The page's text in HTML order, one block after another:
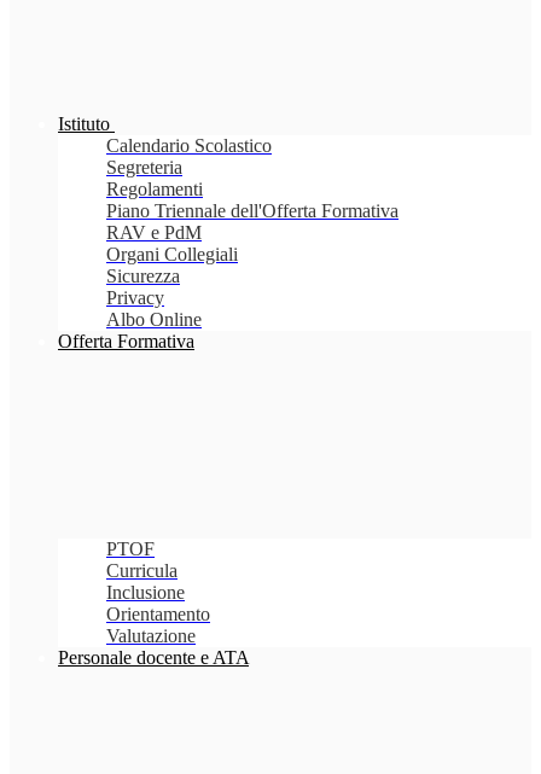
Istituto
Calendario Scolastico
Segreteria
Regolamenti
Piano Triennale dell'Offerta Formativa
RAV e PdM
Organi Collegiali
Sicurezza
Privacy
Albo Online
Offerta Formativa
PTOF
Curricula
Inclusione
Orientamento
Valutazione
Personale docente e ATA